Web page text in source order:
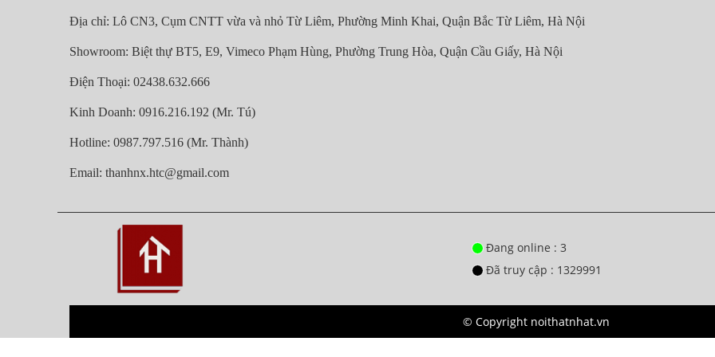
Địa chỉ: Lô CN3, Cụm CNTT vừa và nhỏ Từ Liêm, Phường Minh Khai, Quận Bắc Từ Liêm, Hà Nội
Showroom: Biệt thự BT5, E9, Vimeco Phạm Hùng, Phường Trung Hòa, Quận Cầu Giấy, Hà Nội
Điện Thoại: 02438.632.666
Kinh Doanh: 0916.216.192 (Mr. Tú)
Hotline: 0987.797.516 (Mr. Thành)
Email: thanhnx.htc@gmail.com
Đang online : 3
Đã truy cập : 1329991
© Copyright noithatnhat.vn